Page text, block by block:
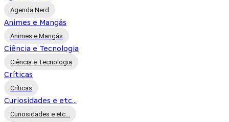
Agenda Nerd
Animes e Mangás
Animes e Mangás
Ciência e Tecnologia
Ciência e Tecnologia
Críticas
Críticas
Curiosidades e etc...
Curiosidades e etc...